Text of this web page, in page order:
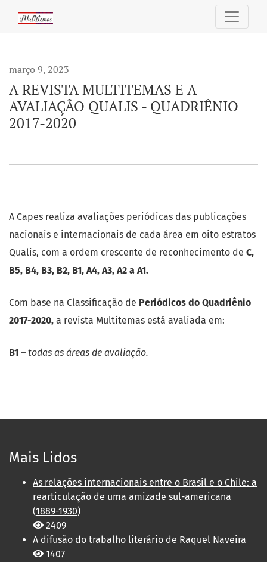
A REVISTA MULTITEMAS E A AVALIAÇÃO QUALIS -
março 9, 2023
A REVISTA MULTITEMAS E A
AVALIAÇÃO QUALIS - QUADRIÊNIO
2017-2020
A Capes realiza avaliações periódicas das publicações
nacionais e internacionais de cada área em oito estratos
Qualis, com a ordem crescente de reconhecimento de C,
B5, B4, B3, B2, B1, A4, A3, A2 a A1.
Com base na Classificação de Periódicos do Quadriênio
2017-2020, a revista Multitemas está avaliada em:
B1 – todas as áreas de avaliação.
Mais Lidos
As relações internacionais entre o Brasil e o Chile: a
rearticulação de uma amizade sul-americana
(1889-1930)
2409
A difusão do trabalho literário de Raquel Naveira
1407